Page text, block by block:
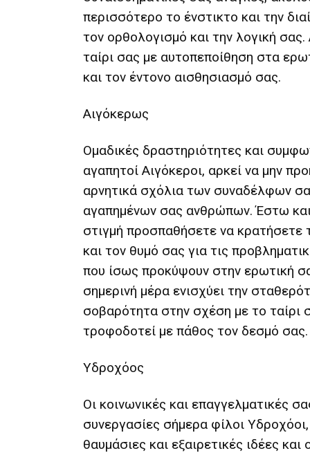
περισσότερο το ένστικτο και την
τον ορθολογισμό και την λογική
ταίρι σας με αυτοπεποίθηση στα
και τον έντονο αισθησιασμό σας.
Αιγόκερως
Ομαδικές δραστηριότητες και
αγαπητοί Αιγόκεροι, αρκεί να μην
αρνητικά σχόλια των συναδέλφων
αγαπημένων σας ανθρώπων. Έστω
στιγμή προσπαθήσετε να κρατήσετε
και τον θυμό σας για τις
που ίσως προκύψουν στην ερωτική
σημερινή μέρα ενισχύει την
σοβαρότητα στην σχέση με το ταίρι
τροφοδοτεί με πάθος τον δεσμό σας.
Υδροχόος
Οι κοινωνικές και επαγγελματικές
συνεργασίες σήμερα φίλοι
θαυμάσιες και εξαιρετικές ιδέες